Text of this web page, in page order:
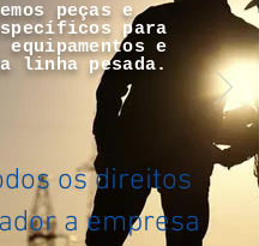
peças e
para
equipamentos e
linha pesada.
os direitos
a empresa